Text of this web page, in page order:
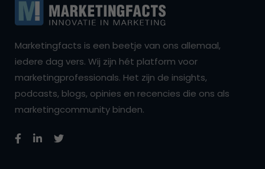
Marketingfacts is een beetje van ons allemaal,
iedere dag vers. Wij zijn hét platform voor
marketingprofessionals. Het zijn de insights,
podcasts, blogs, opinies en recencies die ons als
marketingcommunity binden.